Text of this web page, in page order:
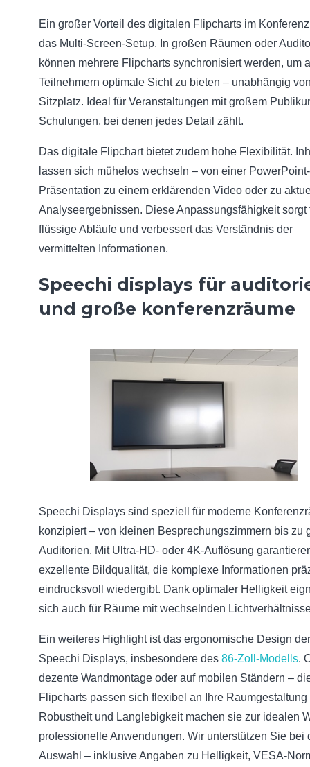
Ein großer Vorteil des digitalen Flipcharts im
das Multi-Screen-Setup. In großen Räumen oder
können mehrere Flipcharts synchronisiert werden, um
Teilnehmern optimale Sicht zu bieten – unabhängig
Sitzplatz. Ideal für Veranstaltungen mit großem
Schulungen, bei denen jedes Detail zählt.
Das digitale Flipchart bietet zudem hohe Flexibilität.
lassen sich mühelos wechseln – von einer PowerPoint-
Präsentation zu einem erklärenden Video oder zu
Analyseergebnissen. Diese Anpassungsfähigkeit sorgt
flüssige Abläufe und verbessert das Verständnis der
vermittelten Informationen.
Speechi displays für
und große konferenzräume
Speechi Displays sind speziell für moderne
konzipiert – von kleinen Besprechungszimmern bis zu
Auditorien. Mit Ultra-HD- oder 4K-Auflösung
exzellente Bildqualität, die komplexe Informationen
eindrucksvoll wiedergibt. Dank optimaler Helligkeit
sich auch für Räume mit wechselnden
Ein weiteres Highlight ist das ergonomische Design der
Speechi Displays, insbesondere des 86-Zoll-Modells.
dezente Wandmontage oder auf mobilen Ständern –
Flipcharts passen sich flexibel an Ihre Raumgestaltung
Robustheit und Langlebigkeit machen sie zur idealen
professionelle Anwendungen. Wir unterstützen Sie bei
Auswahl – inklusive Angaben zu Helligkeit, VESA-